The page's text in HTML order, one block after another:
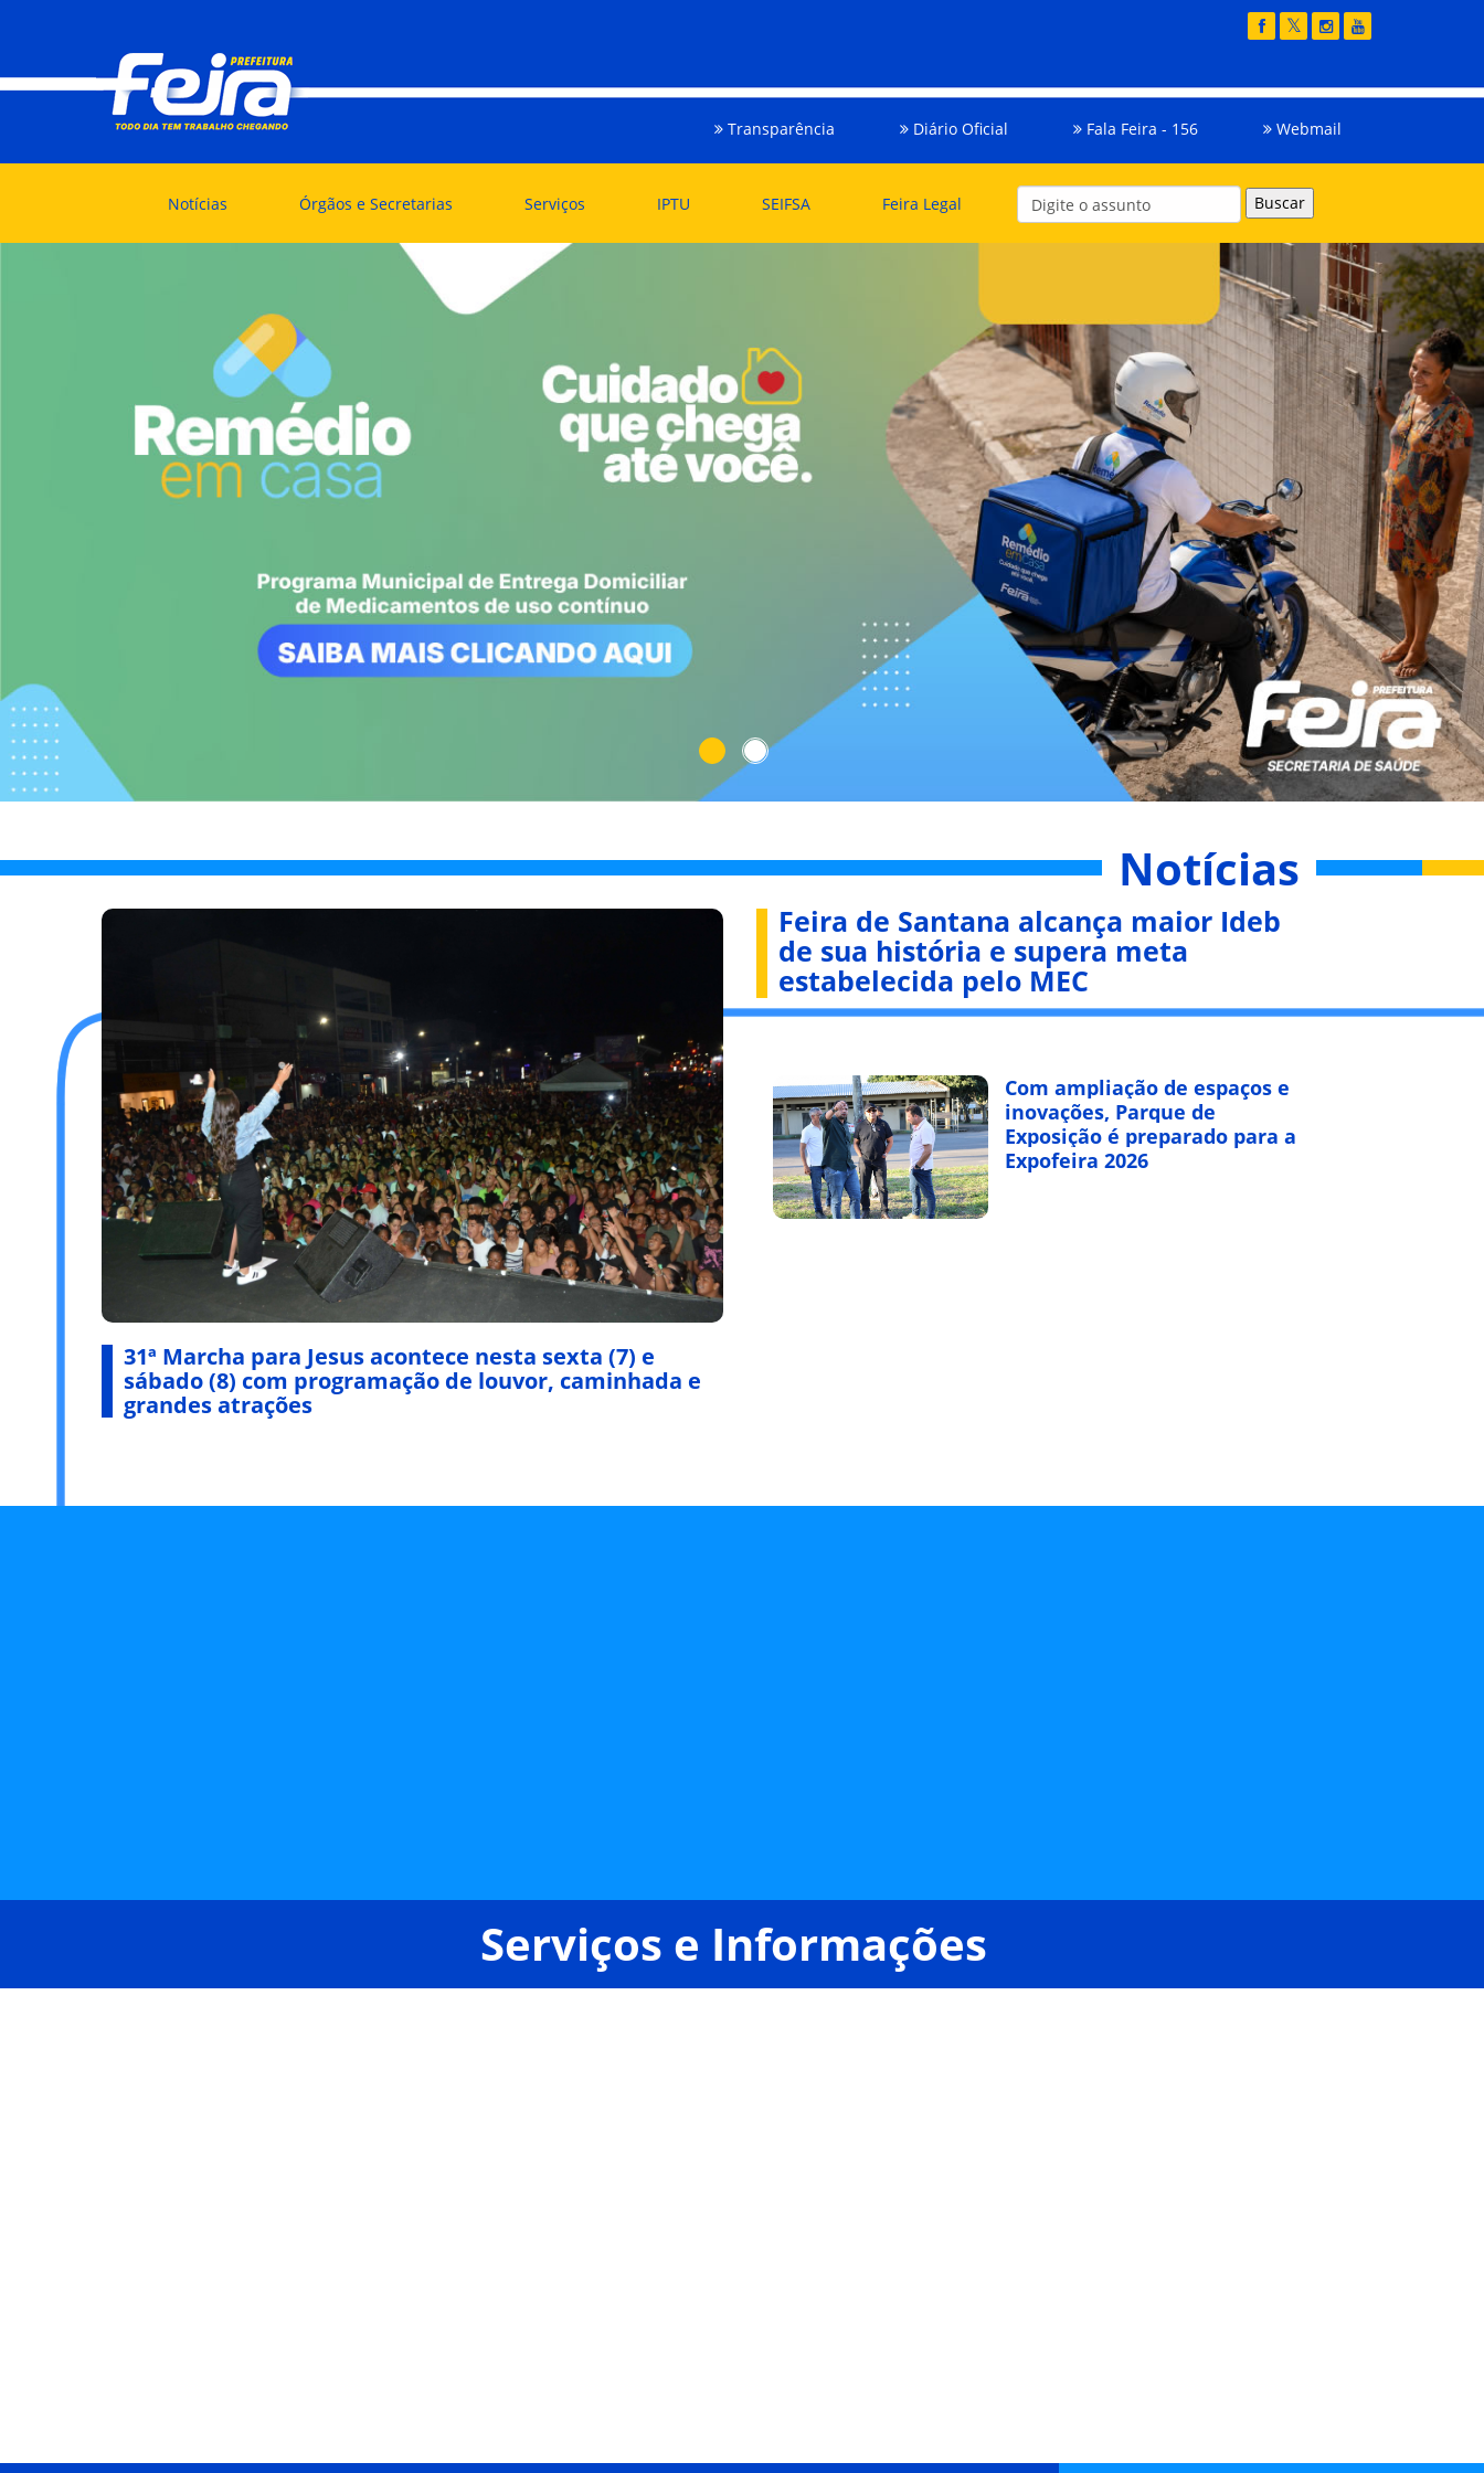
Transparência Diário Oficial Fala Feira - 156 Webmail
Notícias Órgãos e Secretarias Serviços IPTU SEIFSA Feira Legal Buscar
Notícias
31ª Marcha para Jesus acontece nesta sexta (7) e
sábado (8) com programação de louvor, caminhada e
grandes atrações
Feira de Santana alcança maior Ideb
de sua história e supera meta
estabelecida pelo MEC
Com ampliação de espaços e
inovações, Parque de
Exposição é preparado para a
Expofeira 2026
Serviços e Informações